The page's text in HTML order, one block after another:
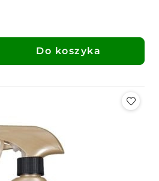
Do koszyka